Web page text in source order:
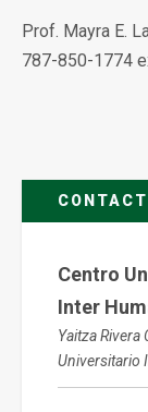
Prof. Mayra E.
787-850-1774
Centro
Inter
Yaitza Rivera
Universitario